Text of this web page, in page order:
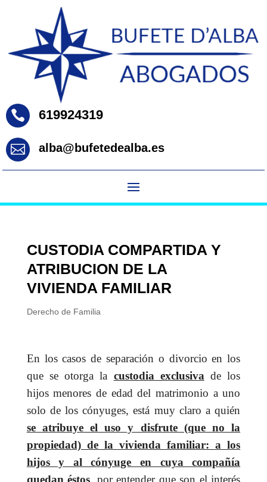
 619924319
 alba@bufetedealba.es
CUSTODIA COMPARTIDA Y
ATRIBUCION DE LA
VIVIENDA FAMILIAR
Derecho de Familia
En los casos de separación o divorcio en los
que se otorga la custodia exclusiva de los
hijos menores de edad del matrimonio a uno
solo de los cónyuges, está muy claro a quién
se atribuye el uso y disfrute (que no la
propiedad) de la vivienda familiar: a los
hijos y al cónyuge en cuya compañía
quedan éstos, por entender que son el interés